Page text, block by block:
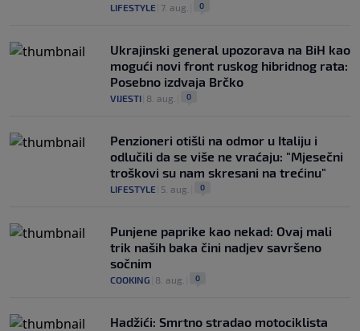
LIFESTYLE 7. aug. 0
Ukrajinski general upozorava na BiH kao
mogući novi front ruskog hibridnog rata:
Posebno izdvaja Brčko
VIJESTI 8. aug. 0
Penzioneri otišli na odmor u Italiju i
odlučili da se više ne vraćaju: "Mjesečni
troškovi su nam skresani na trećinu"
LIFESTYLE 5. aug. 0
Punjene paprike kao nekad: Ovaj mali
trik naših baka čini nadjev savršeno
sočnim
COOKING 8. aug. 0
Hadžići: Smrtno stradao motociklista